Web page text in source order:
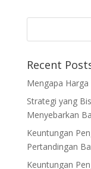
Recent
Mengapa
Strategi yang
Menyebarkan
Keuntungan
Pertandingan
Keuntungan